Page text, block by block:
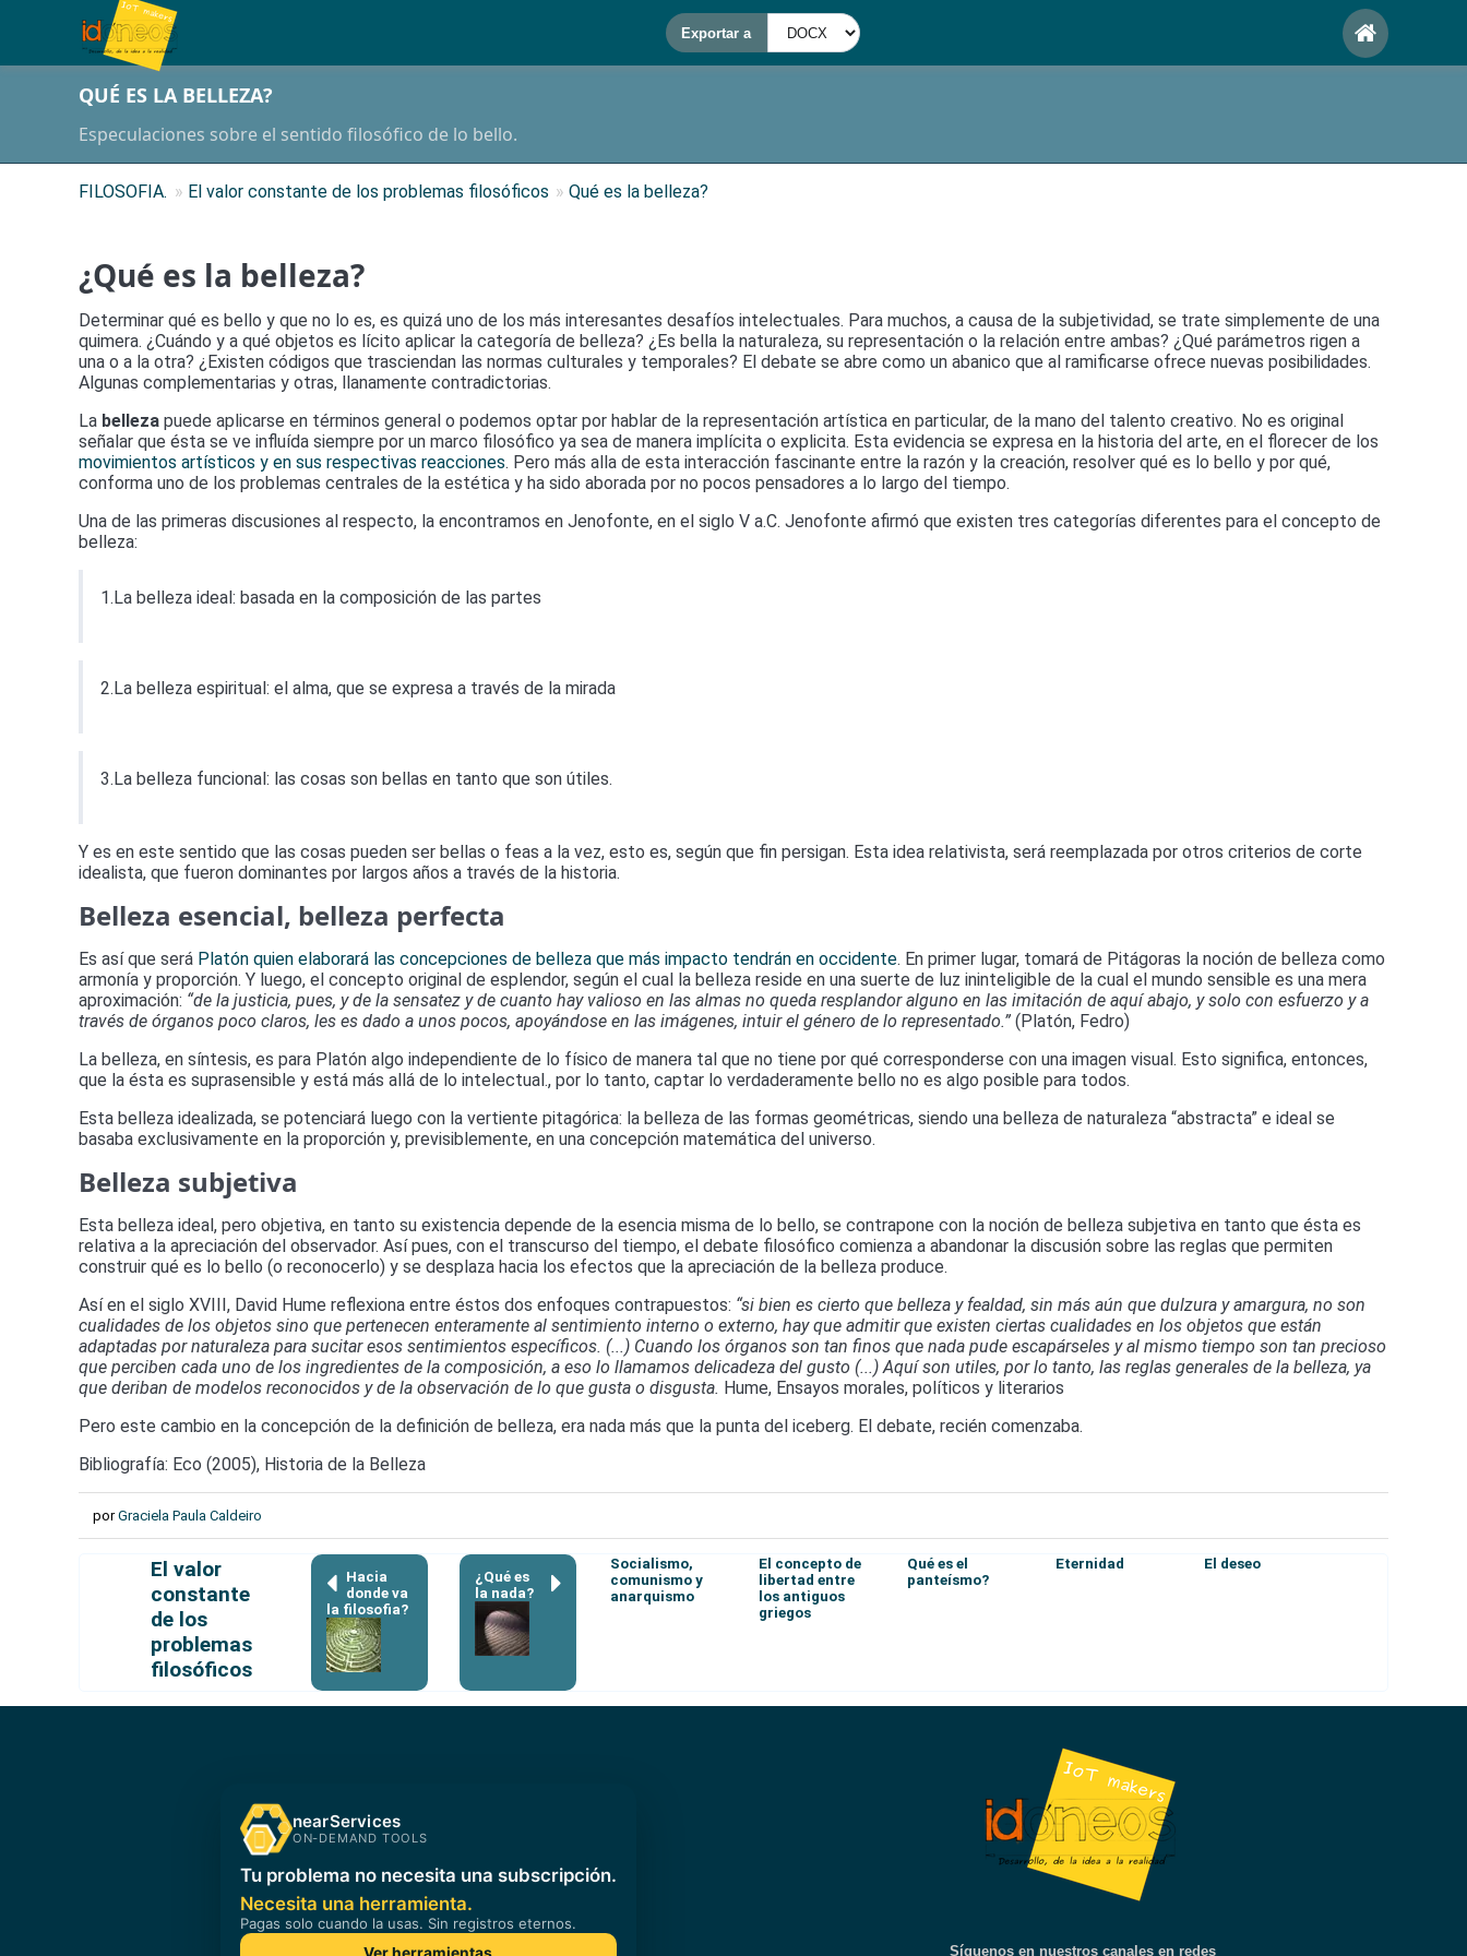
QUÉ ES LA BELLEZA?
Especulaciones sobre el sentido filosófico de lo bello.
FILOSOFIA. » El valor constante de los problemas filosóficos » Qué es la belleza?
¿Qué es la belleza?
Determinar qué es bello y que no lo es, es quizá uno de los más interesantes desafíos intelectuales. Para muchos, a causa de la subjetividad, se trate simplemente de una
quimera. ¿Cuándo y a qué objetos es lícito aplicar la categoría de belleza? ¿Es bella la naturaleza, su representación o la relación entre ambas? ¿Qué parámetros rigen a
una o a la otra? ¿Existen códigos que trasciendan las normas culturales y temporales? El debate se abre como un abanico que al ramificarse ofrece nuevas posibilidades.
Algunas complementarias y otras, llanamente contradictorias.
La belleza puede aplicarse en términos general o podemos optar por hablar de la representación artística en particular, de la mano del talento creativo. No es original
señalar que ésta se ve influída siempre por un marco filosófico ya sea de manera implícita o explicita. Esta evidencia se expresa en la historia del arte, en el florecer de los
movimientos artísticos y en sus respectivas reacciones. Pero más alla de esta interacción fascinante entre la razón y la creación, resolver qué es lo bello y por qué,
conforma uno de los problemas centrales de la estética y ha sido aborada por no pocos pensadores a lo largo del tiempo.
Una de las primeras discusiones al respecto, la encontramos en Jenofonte, en el siglo V a.C. Jenofonte afirmó que existen tres categorías diferentes para el concepto de
belleza:
1.La belleza ideal: basada en la composición de las partes
2.La belleza espiritual: el alma, que se expresa a través de la mirada
3.La belleza funcional: las cosas son bellas en tanto que son útiles.
Y es en este sentido que las cosas pueden ser bellas o feas a la vez, esto es, según que fin persigan. Esta idea relativista, será reemplazada por otros criterios de corte
idealista, que fueron dominantes por largos años a través de la historia.
Belleza esencial, belleza perfecta
Es así que será Platón quien elaborará las concepciones de belleza que más impacto tendrán en occidente. En primer lugar, tomará de Pitágoras la noción de belleza como
armonía y proporción. Y luego, el concepto original de esplendor, según el cual la belleza reside en una suerte de luz ininteligible de la cual el mundo sensible es una mera
aproximación: “de la justicia, pues, y de la sensatez y de cuanto hay valioso en las almas no queda resplandor alguno en las imitación de aquí abajo, y solo con esfuerzo y a
través de órganos poco claros, les es dado a unos pocos, apoyándose en las imágenes, intuir el género de lo representado.” (Platón, Fedro)
La belleza, en síntesis, es para Platón algo independiente de lo físico de manera tal que no tiene por qué corresponderse con una imagen visual. Esto significa, entonces,
que la ésta es suprasensible y está más allá de lo intelectual., por lo tanto, captar lo verdaderamente bello no es algo posible para todos.
Esta belleza idealizada, se potenciará luego con la vertiente pitagórica: la belleza de las formas geométricas, siendo una belleza de naturaleza “abstracta” e ideal se
basaba exclusivamente en la proporción y, previsiblemente, en una concepción matemática del universo.
Belleza subjetiva
Esta belleza ideal, pero objetiva, en tanto su existencia depende de la esencia misma de lo bello, se contrapone con la noción de belleza subjetiva en tanto que ésta es
relativa a la apreciación del observador. Así pues, con el transcurso del tiempo, el debate filosófico comienza a abandonar la discusión sobre las reglas que permiten
construir qué es lo bello (o reconocerlo) y se desplaza hacia los efectos que la apreciación de la belleza produce.
Así en el siglo XVIII, David Hume reflexiona entre éstos dos enfoques contrapuestos: “si bien es cierto que belleza y fealdad, sin más aún que dulzura y amargura, no son
cualidades de los objetos sino que pertenecen enteramente al sentimiento interno o externo, hay que admitir que existen ciertas cualidades en los objetos que están
adaptadas por naturaleza para sucitar esos sentimientos específicos. (...) Cuando los órganos son tan finos que nada pude escapárseles y al mismo tiempo son tan precioso
que perciben cada uno de los ingredientes de la composición, a eso lo llamamos delicadeza del gusto (...) Aquí son utiles, por lo tanto, las reglas generales de la belleza, ya
que deriban de modelos reconocidos y de la observación de lo que gusta o disgusta. Hume, Ensayos morales, políticos y literarios
Pero este cambio en la concepción de la definición de belleza, era nada más que la punta del iceberg. El debate, recién comenzaba.
Bibliografía: Eco (2005), Historia de la Belleza
porGraciela Paula Caldeiro
El valor
constante
de los
problemas
filosóficos
Hacia
donde va
la filosofia?
¿Qué es
la nada?
Socialismo,
comunismo y
anarquismo
El concepto de
libertad entre
los antiguos
griegos
Qué es el
panteísmo?
Eternidad El deseo
Síguenos en nuestros canales en redes